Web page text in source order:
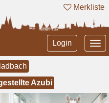
Merkliste
Login
Azubi